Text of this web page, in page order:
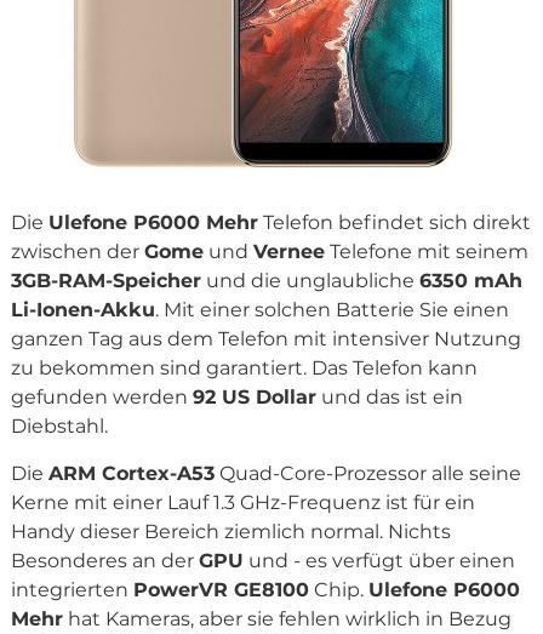
Die Ulefone P6000 MehrTelefon befindet sich direkt
zwischen der Gomeund VerneeTelefone mit seinem
3GB-RAM-Speicherund die unglaubliche 6350 mAh
Li-Ionen-Akku. Mit einer solchen Batterie Sie einen
ganzen Tag aus dem Telefon mit intensiver Nutzung
zu bekommen sind garantiert. Das Telefon kann
gefunden werden 92 US Dollarund das ist ein
Diebstahl.
Die ARM Cortex-A53Quad-Core-Prozessor alle seine
Kerne mit einer Lauf 1.3 GHz-Frequenz ist für ein
Handy dieser Bereich ziemlich normal. Nichts
Besonderes an der GPU und - es verfügt über einen
integrierten PowerVR GE8100Chip. Ulefone P6000
Mehrhat Kameras, aber sie fehlen wirklich in Bezug